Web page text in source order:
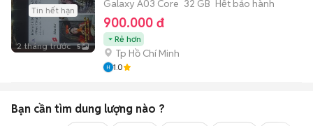
Tin hết hạn
2 tháng trước 5
Galaxy A03 Core 32 GB Hết bảo hành
900.000 đ
Rẻ hơn
Tp Hồ Chí Minh
1.0
Bạn cần tìm dung lượng nào ?